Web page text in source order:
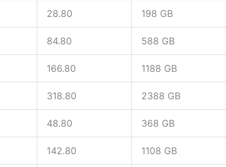
28.80 198 GB
84.80 588 GB
166.80 1188 GB
318.80 2388 GB
48.80 368 GB
142.80 1108 GB